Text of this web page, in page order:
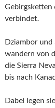
Gebirgsketten
verbindet.
Dziambor
wandern von
die Sierra
bis nach
Dabei legen